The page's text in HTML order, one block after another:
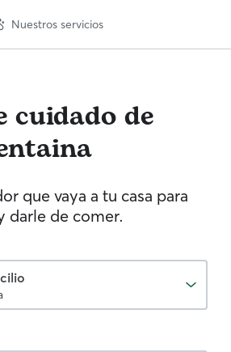
Nuestros servicios
cuidado de
que vaya a tu casa para
darle de comer.